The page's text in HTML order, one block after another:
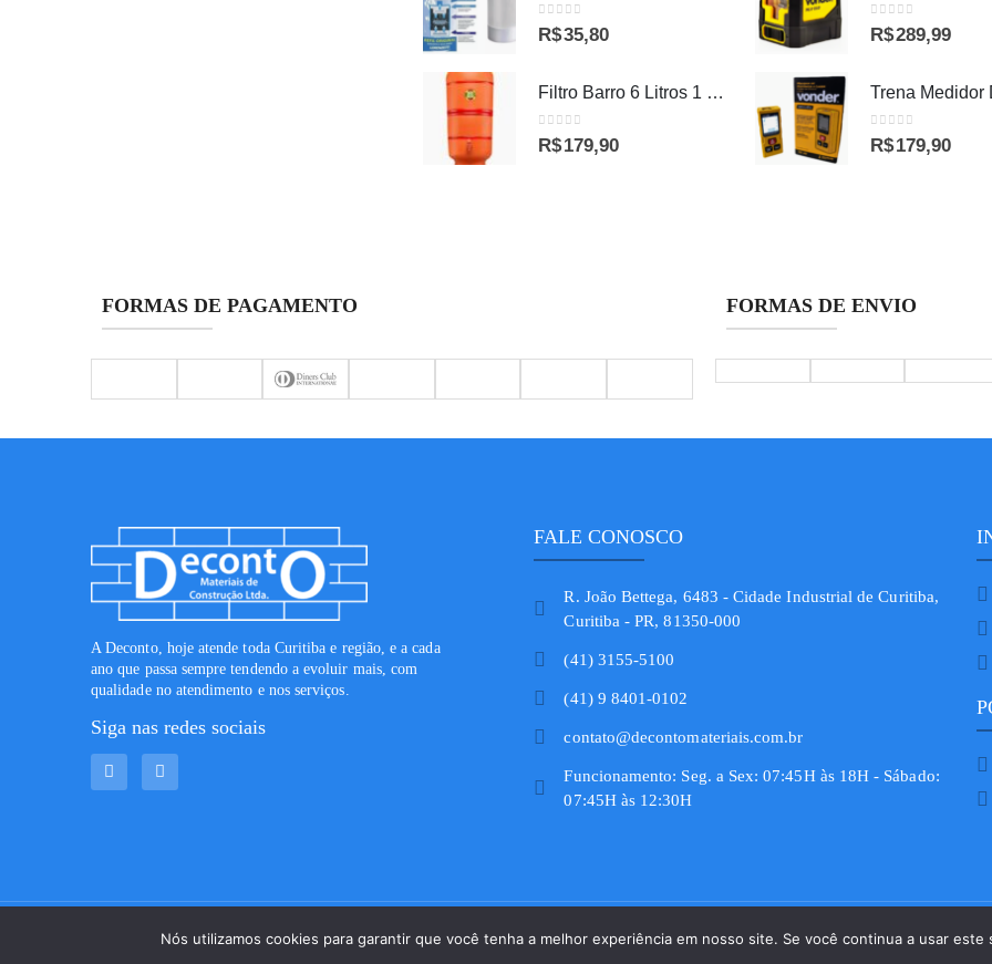
0out of 5
R$35,80
Filtro Barro 6 Litros 1 Vela N2 São Pedro
0out of 5
R$179,90
0out of 5
R$289,99
0out of 5
R$179,90
FORMAS DE PAGAMENTO FORMAS DE ENVIO
A Deconto, hoje atende toda Curitiba e região, e a cada
ano que passa sempre tendendo a evoluir mais, com
qualidade no atendimento e nos serviços.
Siga nas redes sociais
FALE CONOSCO
R. João Bettega, 6483 - Cidade Industrial de Curitiba,
Curitiba - PR, 81350-000
(41) 3155-5100
(41) 9 8401-0102
contato@decontomateriais.com.br
Funcionamento: Seg. a Sex: 07:45H às 18H - Sábado:
07:45H às 12:30H
Copyright © 2023. Deconto Materiais de Construção. Todos os direitos reservados.
Nós utilizamos cookies para garantir que você tenha a melhor experiência em nosso site. Se você continua a usar